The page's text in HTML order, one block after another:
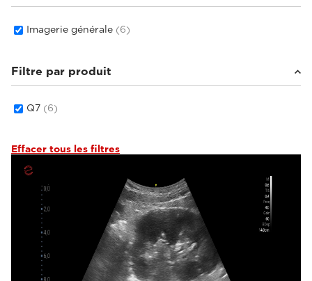
Imagerie générale (6)
Filtre par produit
Q7 (6)
Effacer tous les filtres